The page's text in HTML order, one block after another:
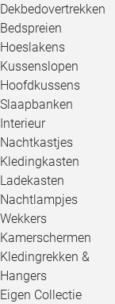
Dekbedovertrekken
Bedspreien
Hoeslakens
Kussenslopen
Hoofdkussens
Slaapbanken
Interieur
Nachtkastjes
Kledingkasten
Ladekasten
Nachtlampjes
Wekkers
Kamerschermen
Kledingrekken &
Hangers
Eigen Collectie